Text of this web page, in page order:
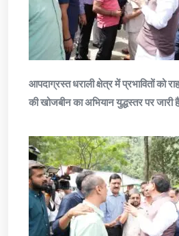
आपदाग्रस्त धराली क्षेत्र में प्रभावितों को
की खोजबीन का अभियान युद्धस्तर पर जारी